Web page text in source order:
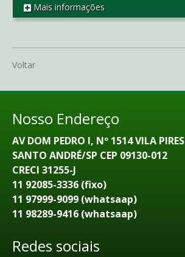
REF CO1881
Mais informações
Voltar
Nosso Endereço
AV DOM PEDRO I, Nº 1514 VILA PIRES
SANTO ANDRÉ/SP CEP 09130-012
CRECI 31255-J
11 92085-3336 (fixo)
11 97999-9099 (whatsaap)
11 98289-9416 (whatsaap)
Redes sociais